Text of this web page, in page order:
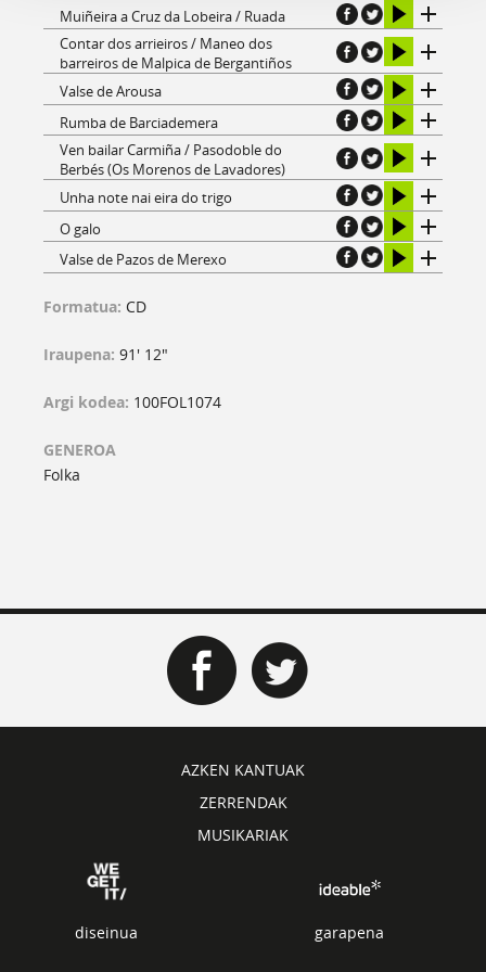
Muiñeira a Cruz da Lobeira / Ruada
Contar dos arrieiros / Maneo dos
barreiros de Malpica de Bergantiños
Valse de Arousa
Rumba de Barciademera
Ven bailar Carmiña / Pasodoble do
Berbés (Os Morenos de Lavadores)
Unha note nai eira do trigo
O galo
Valse de Pazos de Merexo
Formatua: CD
Iraupena: 91' 12"
Argi kodea: 100FOL1074
GENEROA
Folka
AZKEN KANTUAK
ZERRENDAK
MUSIKARIAK
diseinua garapena